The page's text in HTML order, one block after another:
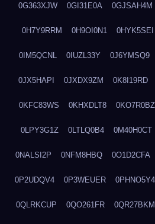
0G363XJW 0GI31E0A 0GJSAH4M
0H7Y9RRM 0H9OI0N1 0HYK5SEI
0IM5QCNL 0IUZL33Y 0J6YMSQ9
0JX5HAPI 0JXDX9ZM 0K8I19RD
0KFC83WS 0KHXDLT8 0KO7R0BZ
0LPY3G1Z 0LTLQ0B4 0M40H0CT
0NALSI2P 0NFM8HBQ 0O1D2CFA
0P2UDQV4 0P3WEUER 0PHNO5Y4
0QLRKCUP 0QO261FR 0QR27BKM